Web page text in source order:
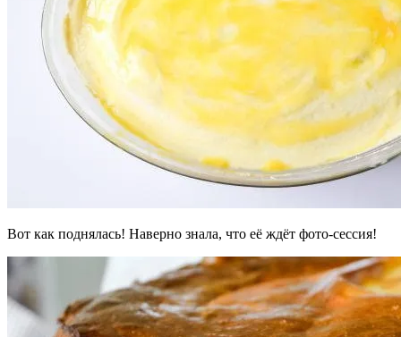
Вот как поднялась! Наверно знала, что её ждёт фото-сессия!